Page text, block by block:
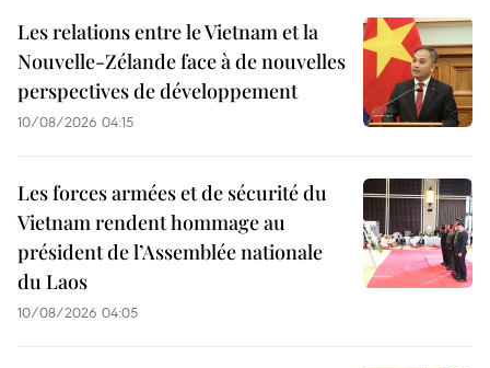
Les relations entre le Vietnam et la
Nouvelle-Zélande face à de nouvelles
perspectives de développement
10/08/2026 04:15
Les forces armées et de sécurité du
Vietnam rendent hommage au
président de l’Assemblée nationale
du Laos
10/08/2026 04:05